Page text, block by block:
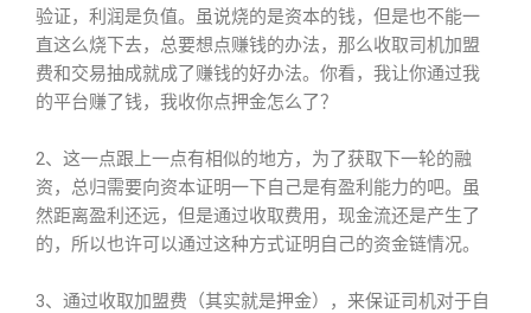
验证，利润是负值。虽说烧的是资本的钱，但是也不能一
直这么烧下去，总要想点赚钱的办法，那么收取司机加盟
费和交易抽成就成了赚钱的好办法。你看，我让你通过我
的平台赚了钱，我收你点押金怎么了？
2、这一点跟上一点有相似的地方，为了获取下一轮的融
资，总归需要向资本证明一下自己是有盈利能力的吧。虽
然距离盈利还远，但是通过收取费用，现金流还是产生了
的，所以也许可以通过这种方式证明自己的资金链情况。
3、通过收取加盟费（其实就是押金），来保证司机对于自